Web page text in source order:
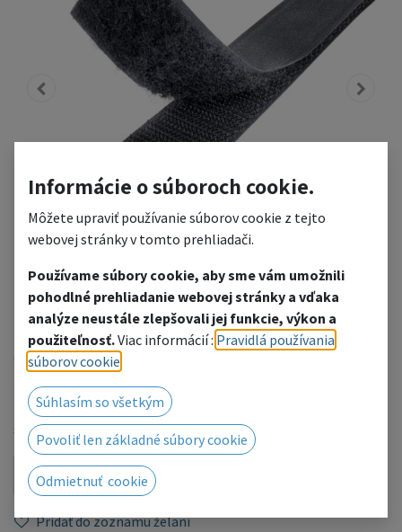
Suchý zips - vlas
cena za 1 m
1,54€
s DPH (1,54€/m)
Pridať do zoznamu želaní
Informácie o súboroch cookie.
Môžete upraviť používanie súborov cookie z tejto
webovej stránky v tomto prehliadači.
Používame súbory cookie, aby sme vám umožnili
pohodlné prehliadanie webovej stránky a vďaka
analýze neustále zlepšovali jej funkcie, výkon a
použiteľnosť.Viac informácií : Pravidlá používania
súborov cookie
Súhlasím so všetkým
Povoliť len základné súbory cookie
Odmietnuť cookie